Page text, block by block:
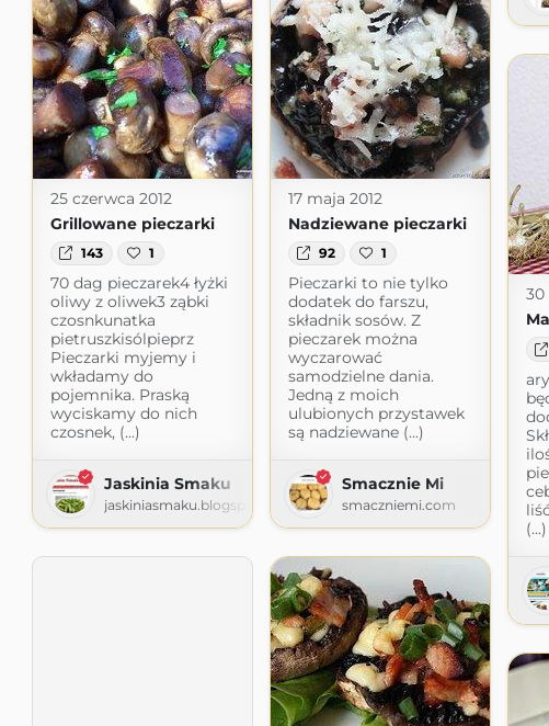
25 czerwca 2012
Grillowane pieczarki
143 1
70 dag pieczarek4 łyżki
oliwy z oliwek3 ząbki
czosnkunatka
pietruszkisólpieprz
Pieczarki myjemy i
wkładamy do
pojemnika. Praską
wyciskamy do nich
czosnek, (...)
Jaskinia Smaku
jaskiniasmaku.blogspot.com
17 maja 2012
Nadziewane pieczarki
92 1
Pieczarki to nie tylko
dodatek do farszu,
składnik sosów. Z
pieczarek można
wyczarować
samodzielne dania.
Jedną z moich
ulubionych przystawek
są nadziewane (...)
Smacznie Mi
smaczniemi.com
30
(...)